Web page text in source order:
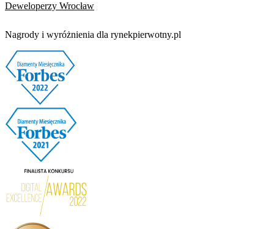
Deweloperzy Wrocław
Nagrody i wyróżnienia dla rynekpierwotny.pl